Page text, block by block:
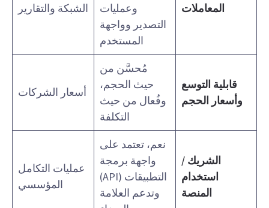
المعاملات
وعمليات
التصدير وواجهة
المستخدم
الشبكة والتقارير
قابلية التوسع
وأسعار الحجم
مُحسَّن من
حيث الحجم،
وفُعال من حيث
التكلفة
أسعار الشركات
الشريك /
استخدام
المنصة
نعم، تعتمد على
واجهة برمجة
التطبيقات (API)
وتدعم العلامة
عمليات التكامل
المؤسسي